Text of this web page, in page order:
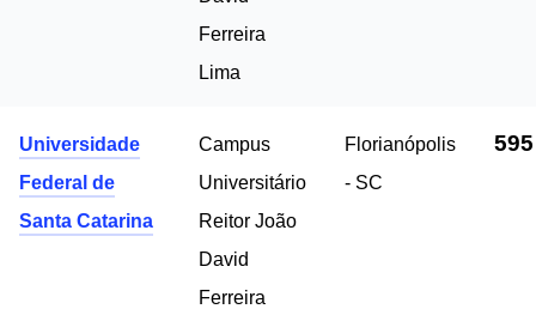
Ferreira
Lima
Universidade
Federal de
Santa Catarina
Campus
Universitário
Reitor João
David
Ferreira
Florianópolis
- SC
595